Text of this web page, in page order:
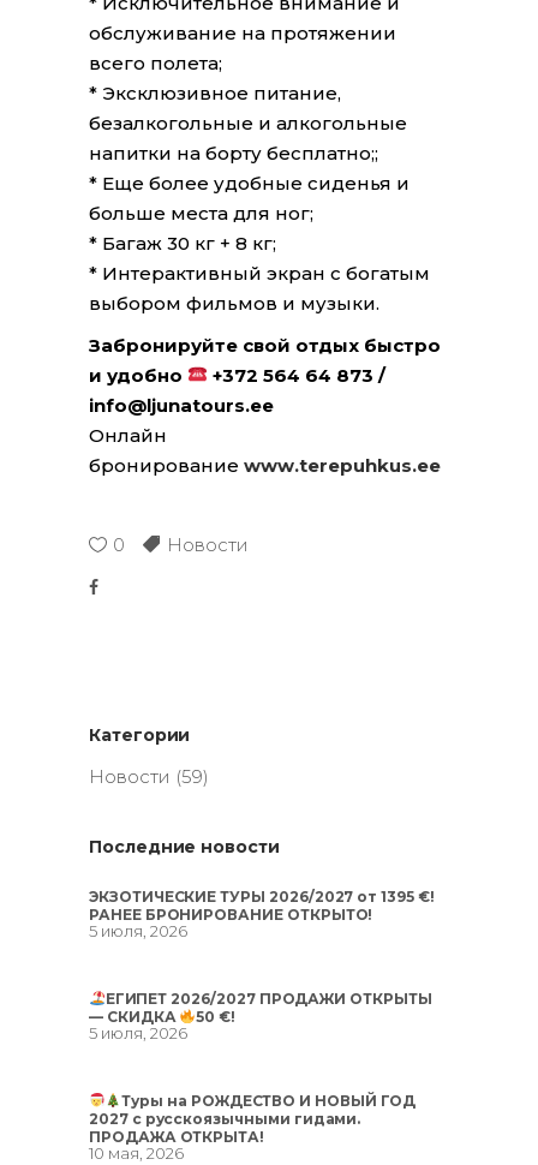
обслуживание на протяжении
всего полета;
* Эксклюзивное питание,
безалкогольные и алкогольные
напитки на борту бесплатно;;
* Еще более удобные сиденья и
больше места для ног;
* Багаж 30 кг + 8 кг;
* Интерактивный экран с богатым
выбором фильмов и музыки.
Забронируйте свой отдых быстро
и удобно
+372 564 64 873 /
info@ljunatours.ee
Онлайн
бронирование www.terepuhkus.ee
0 Новости
Категории
Новости (59)
Последние новости
ЭКЗОТИЧЕСКИЕ ТУРЫ 2026/2027 от 1395 €!
РАНЕЕ БРОНИРОВАНИЕ ОТКРЫТО!
5 июля, 2026
ЕГИПЕТ 2026/2027 ПРОДАЖИ ОТКРЫТЫ
— СКИДКА
50 €!
5 июля, 2026
Туры на РОЖДЕСТВО И НОВЫЙ ГОД
2027 с русскоязычными гидами.
ПРОДАЖА ОТКРЫТА!
10 мая, 2026